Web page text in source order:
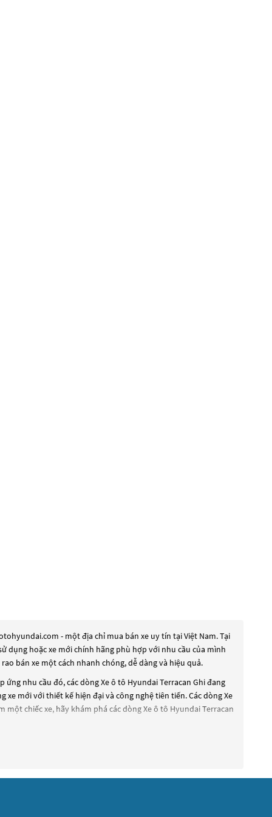
- một địa chỉ mua bán xe uy tín tại Việt Nam. Tại
dụng hoặc xe mới chính hãng phù hợp với nhu cầu của mình
bán xe một cách nhanh chóng, dễ dàng và hiệu quả.
ứng nhu cầu đó, các dòngXe ô tô Hyundai Terracan Ghiđang
xe mới với thiết kế hiện đại và công nghệ tiên tiến. Các dòngXe
chiếc xe, hãy khám phá các dòngXe ô tô Hyundai Terracan